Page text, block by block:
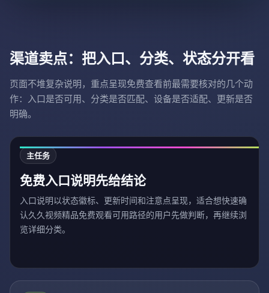
渠道卖点：把入口、分类、状态分开看
页面不堆复杂说明，重点呈现免费查看前最需要核对的几个动
作：入口是否可用、分类是否匹配、设备是否适配、更新是否
明确。
主任务
免费入口说明先给结论
入口说明以状态徽标、更新时间和注意点呈现，适合想快速确
认久久视频精品免费观看可用路径的用户先做判断，再继续浏
览详细分类。